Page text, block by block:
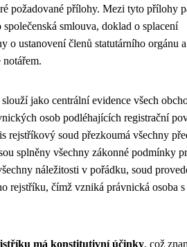
požadované přílohy. Mezi tyto přílohy
smlouva, doklad o splacení
o ustanovení členů statutárního orgánu
slouží jako centrální evidence všech
osob podléhajících registrační
rejstříkový soud přezkoumá všechny
splněny všechny zákonné podmínky
náležitosti v pořádku, soud
rejstříku, čímž vzniká právnická osoba
má konstitutivní účinky, což